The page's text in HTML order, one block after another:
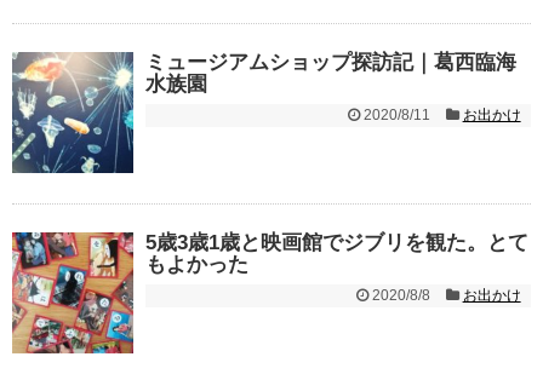
ミュージアムショップ探訪記｜葛西臨海
水族園
2020/8/11 お出かけ
5歳3歳1歳と映画館でジブリを観た。とて
もよかった
2020/8/8 お出かけ